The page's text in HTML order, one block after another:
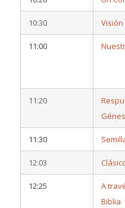
10:30
11:00
11:20
11:30
12:03
12:25
A
Biblia